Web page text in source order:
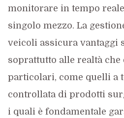
monitorare in tempo
singolo mezzo. La
veicoli assicura vantaggi
soprattutto alle realtà
particolari, come quelli a
controllata di prodotti
i quali è fondamentale